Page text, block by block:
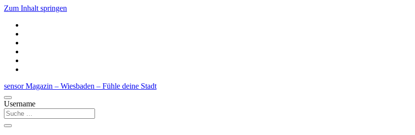
Zum Inhalt springen
sensor Magazin – Wiesbaden – Fühle deine Stadt
Username